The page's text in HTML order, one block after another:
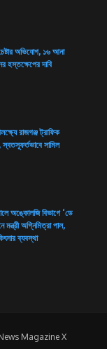
অভিযোগ, ১৬ আনা
হস্তক্ষেপের দাবি
রাজগঞ্জ ট্রাফিক
স্বতস্ফূর্তভাবে সামিল
অঙ্কোলজি বিভাগে ‘ডে
মন্ত্রী অগ্নিমিত্রা পাল,
ব্যবস্থা
Magazine X